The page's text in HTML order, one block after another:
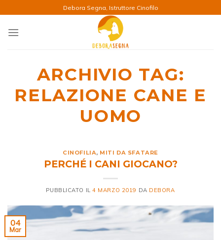
ai
contenuti
Debora Segna, Istruttore Cinofilo
ARCHIVIO TAG:
RELAZIONE CANE E
UOMO
CINOFILIA, MITI DA SFATARE
PERCHÉ I CANI GIOCANO?
PUBBLICATO IL4 MARZO 2019 DA DEBORA
04
Mar